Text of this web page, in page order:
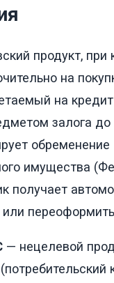
продукт,
на
на
залога
обременение
имущества
получает
— нецелевой